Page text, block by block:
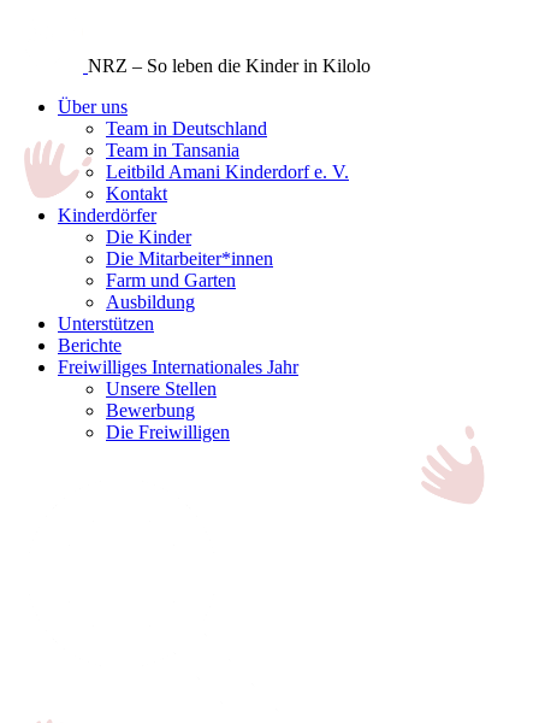
NRZ – So leben die Kinder in Kilolo
Über uns
Team in Deutschland
Team in Tansania
Leitbild Amani Kinderdorf e. V.
Kontakt
Kinderdörfer
Die Kinder
Die Mitarbeiter*innen
Farm und Garten
Ausbildung
Unterstützen
Berichte
Freiwilliges Internationales Jahr
Unsere Stellen
Bewerbung
Die Freiwilligen